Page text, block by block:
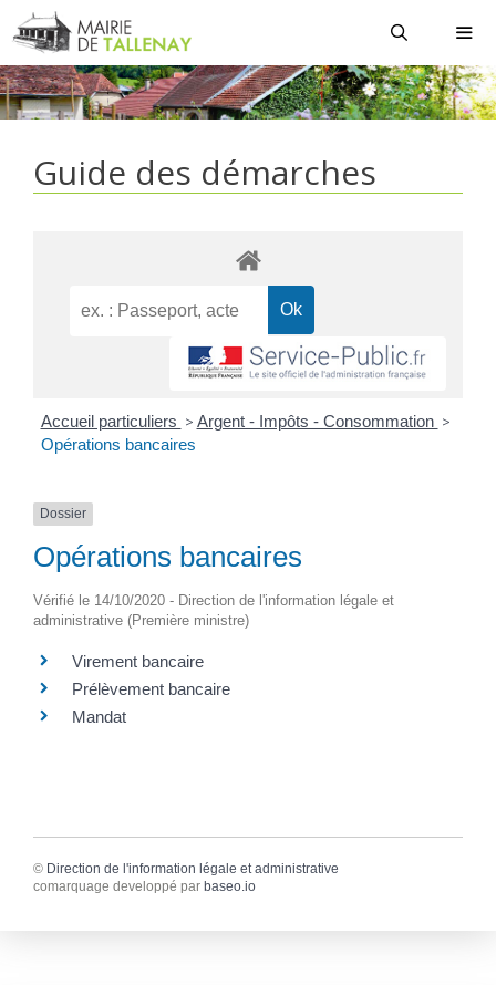
Aller
au
contenu
Guide des démarches
Accueil particuliers > Argent - Impôts - Consommation >
Opérations bancaires
Dossier
Opérations bancaires
Vérifié le 14/10/2020 - Direction de l'information légale et
administrative (Première ministre)
Virement bancaire
Prélèvement bancaire
Mandat
© Direction de l'information légale et administrative
comarquage developpé par baseo.io